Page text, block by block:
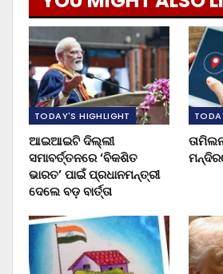
TODAY'S HIGHLIGHT
ଆଇଆଇଟି ଦିଲ୍ଲୀ
ସମାବର୍ତ୍ତନରେ ‘ବିକଶିତ
ଭାରତ’ ପାଇଁ ପ୍ରଧାନମନ୍ତ୍ରୀ
ଦେଲେ ବଡ଼ ବାର୍ତ୍ତା